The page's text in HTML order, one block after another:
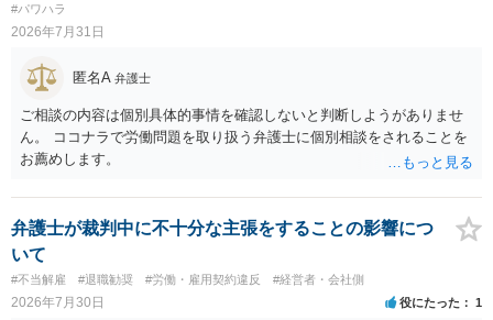
交渉は一般的です。 交渉の方向としては、上限額を設ける、実損害ベ
費・未回収費用のみ」に限定する、などが典型です。 ・弁護士に契約
前に契約書の内容をレビューしてもらう価値は十分にあると思われま
す。 争点は、契約類型が雇用か業務委託か、実態として労働者性があ
るか、解除事由が双方にどう定められているか、違約金の算定根拠が
合理的か、という複数論点に分かれます。契約前なら、交渉のパワー
コストを抑えやすいので、資料等を持参の上弁護士に確認されること
をお勧めします。 ・事務所側の解除でも、解除理由によってはタレン
ト側に損害賠償が発生する建付けになっていることはあります。ただ
し、事務所側が一方的に解除したのにタレントへ違約金を課す設計
は、合理性や対価性を欠くとして争いやすいです。逆に、タレント側
の重大な契約違反がある場合は、実損害の範囲で請求される可能性は
#パワハラ
2026年7月31日
匿名A 弁護士
ご相談の内容は個別具体的事情を確認しないと判断しようがありませ
ん。 ココナラで労働問題を取り扱う弁護士に個別相談をされることを
お薦めします。
弁護士が裁判中に不十分な主張をすることの影響につ
いて
#不当解雇 #退職勧奨 #労働・雇用契約違反 #経営者・会社側
2026年7月30日 役にたった 1